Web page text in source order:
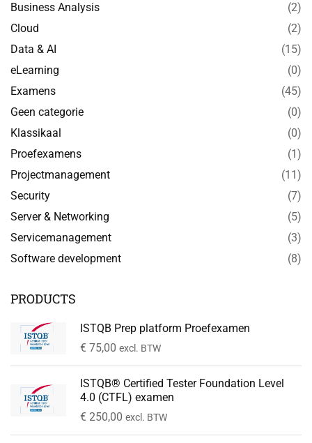
Business Analysis
(2)
Cloud
(2)
Data & AI
(15)
eLearning
(0)
Examens
(45)
Geen categorie
(0)
Klassikaal
(0)
Proefexamens
(1)
Projectmanagement
(11)
Security
(7)
Server & Networking
(5)
Servicemanagement
(3)
Software development
(8)
PRODUCTS
ISTQB Prep platform Proefexamen
€ 75,00 excl. BTW
ISTQB® Certified Tester Foundation Level
4.0 (CTFL) examen
€ 250,00 excl. BTW